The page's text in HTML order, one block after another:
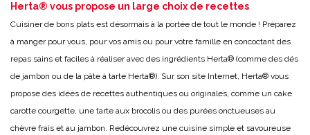
Herta® vous propose un large choix de recettes
Cuisiner de bons plats est désormais à la portée de tout le monde ! Préparez
à manger pour vous, pour vos amis ou pour votre famille en concoctant des
repas sains et faciles à réaliser avec des ingrédients Herta® (comme des dés
de jambon ou de la pâte à tarte Herta®). Sur son site Internet, Herta® vous
propose des idées de recettes authentiques ou originales, comme un cake
carotte courgette, une tarte aux brocolis ou des purées onctueuses au
chèvre frais et au jambon. Redécouvrez une cuisine simple et savoureuse